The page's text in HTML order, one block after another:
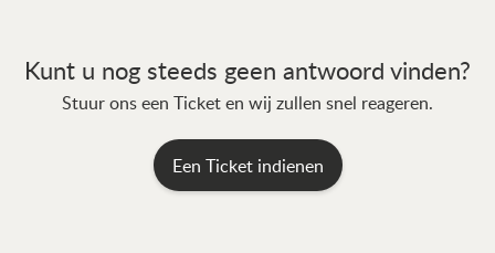
Kunt u nog steeds geen antwoord vinden?
Stuur ons een Ticket en wij zullen snel reageren.
Een Ticket indienen